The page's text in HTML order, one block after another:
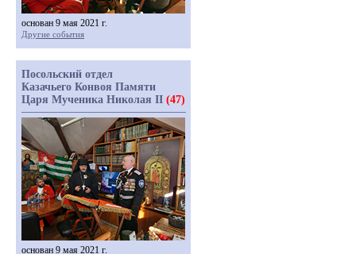
основан 9 мая 2021 г.
Другие события
Посольский отдел
Казачьего Конвоя Памяти
Царя Мученика Николая II (47)
основан 9 мая 2021 г.